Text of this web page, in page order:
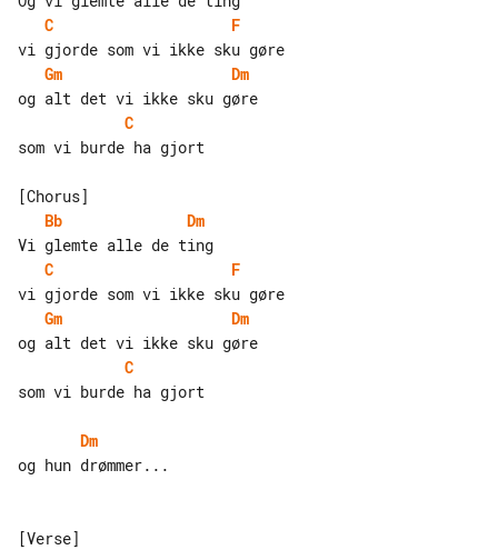
C
F
Gm
Dm
C
som vi burde ha gjort
Bb
Dm
C
F
Gm
Dm
C
som vi burde ha gjort
Dm
og hun drømmer...